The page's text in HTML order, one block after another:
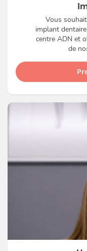
Vous
implant
centre ADN et
de